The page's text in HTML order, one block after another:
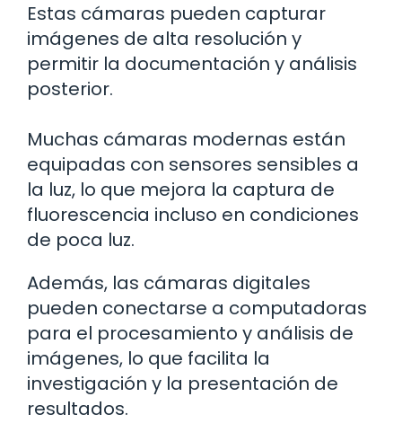
Estas cámaras pueden capturar
imágenes de alta resolución y
permitir la documentación y análisis
posterior.
Muchas cámaras modernas están
equipadas con sensores sensibles a
la luz, lo que mejora la captura de
fluorescencia incluso en condiciones
de poca luz.
Además, las cámaras digitales
pueden conectarse a computadoras
para el procesamiento y análisis de
imágenes, lo que facilita la
investigación y la presentación de
resultados.